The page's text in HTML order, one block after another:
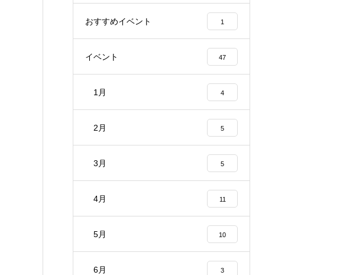
おすすめイベント 1
イベント 47
1月 4
2月 5
3月 5
4月 11
5月 10
6月 3